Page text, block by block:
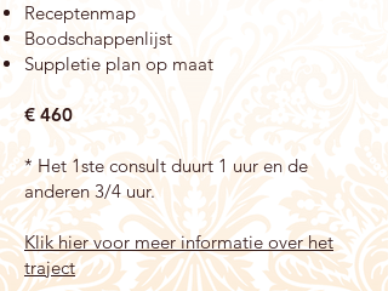
Receptenmap
Boodschappenlijst
Suppletie plan op maat
€ 460
* Het 1ste consult duurt 1 uur en de
anderen 3/4 uur.
Klik hier voor meer informatie over het
traject